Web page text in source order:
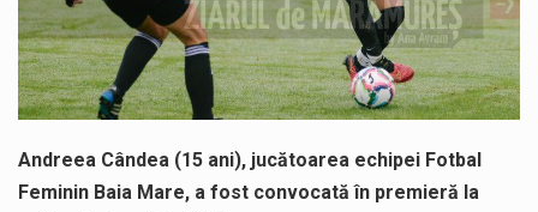
Andreea Cândea (15 ani), jucătoarea echipei Fotbal
Feminin Baia Mare, a fost convocată în premieră la